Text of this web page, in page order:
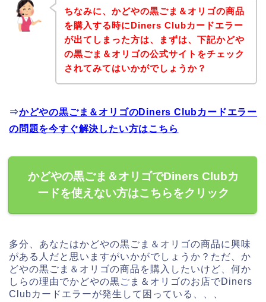
ちなみに、かどやの黒ごま＆オリゴの商品
を購入する時にDiners Clubカードエラー
が出てしまった方は、まずは、下記かどや
の黒ごま＆オリゴの公式サイトをチェック
されてみてはいかがでしょうか？
⇒かどやの黒ごま＆オリゴのDiners Clubカードエラー
の問題を今すぐ解決したい方はこちら
かどやの黒ごま＆オリゴでDiners Clubカ
ードを使えない方はこちらをクリック
多分、あなたはかどやの黒ごま＆オリゴの商品に興味
がある人だと思いますがいかがでしょうか？ただ、か
どやの黒ごま＆オリゴの商品を購入したいけど、何か
しらの理由でかどやの黒ごま＆オリゴのお店でDiners
Clubカードエラーが発生して困っている、、、